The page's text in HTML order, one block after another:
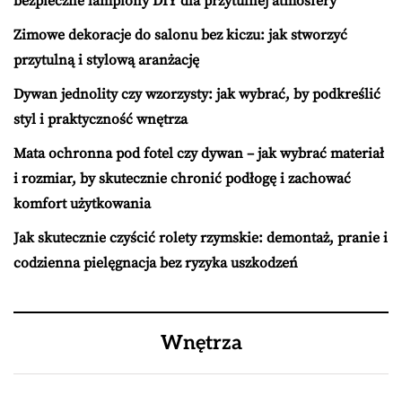
Zimowe dekoracje do salonu bez kiczu: jak stworzyć
przytulną i stylową aranżację
Dywan jednolity czy wzorzysty: jak wybrać, by podkreślić
styl i praktyczność wnętrza
Mata ochronna pod fotel czy dywan – jak wybrać materiał
i rozmiar, by skutecznie chronić podłogę i zachować
komfort użytkowania
Jak skutecznie czyścić rolety rzymskie: demontaż, pranie i
codzienna pielęgnacja bez ryzyka uszkodzeń
Wnętrza